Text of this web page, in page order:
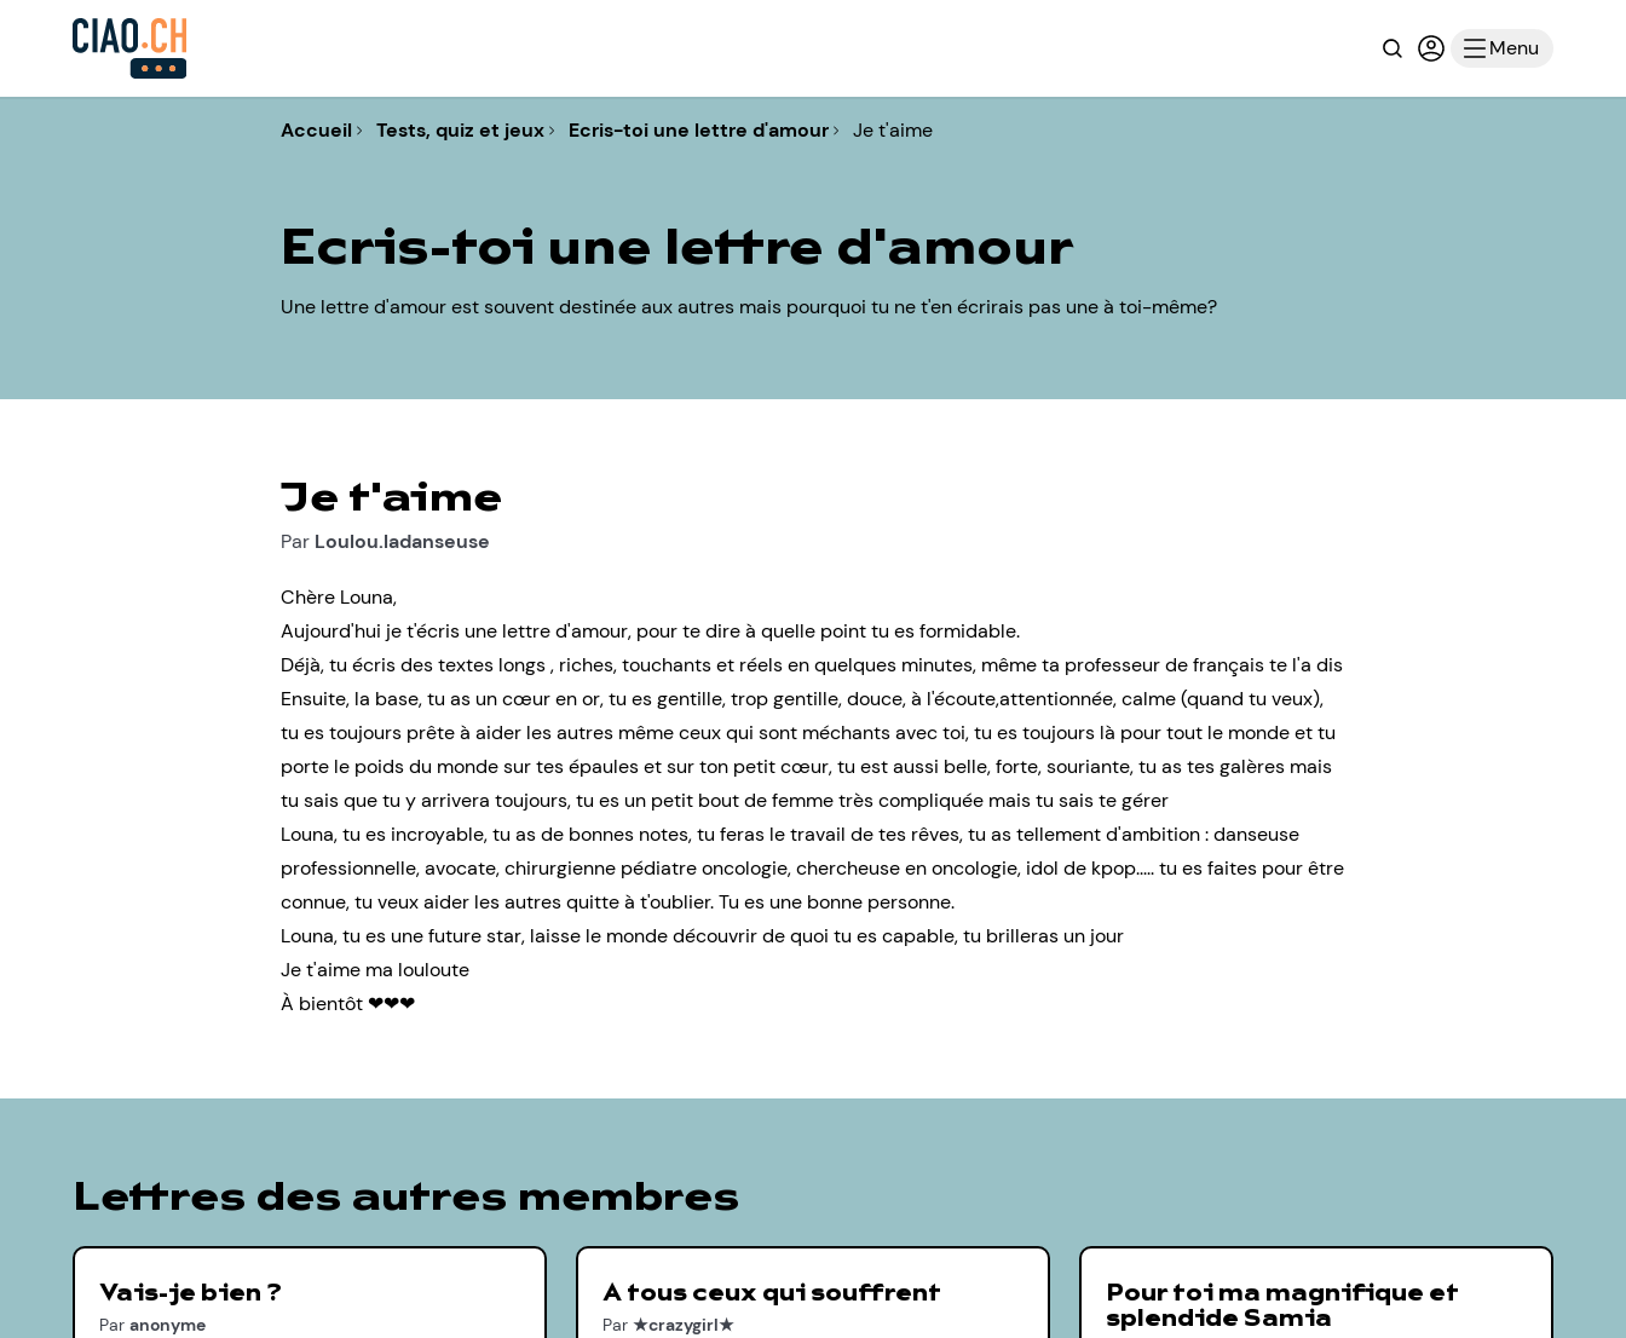
RechercheConnexion ou
Menu
Accueil Tests, quiz et jeux Ecris-toi une lettre d'amour Je t'aime
Ecris-toi une lettre d'amour
Une lettre d'amour est souvent destinée aux autres mais pourquoi tu ne t'en écrirais pas une à toi-même?
Je t'aime
Par Loulou.ladanseuse
Chère Louna,
Aujourd'hui je t'écris une lettre d'amour, pour te dire à quelle point tu es formidable.
Déjà, tu écris des textes longs , riches, touchants et réels en quelques minutes, même ta professeur de français te l'a dis
Ensuite, la base, tu as un cœur en or, tu es gentille, trop gentille, douce, à l'écoute,attentionnée, calme (quand tu veux),
tu es toujours prête à aider les autres même ceux qui sont méchants avec toi, tu es toujours là pour tout le monde et tu
porte le poids du monde sur tes épaules et sur ton petit cœur, tu est aussi belle, forte, souriante, tu as tes galères mais
tu sais que tu y arrivera toujours, tu es un petit bout de femme très compliquée mais tu sais te gérer
Louna, tu es incroyable, tu as de bonnes notes, tu feras le travail de tes rêves, tu as tellement d'ambition : danseuse
professionnelle, avocate, chirurgienne pédiatre oncologie, chercheuse en oncologie, idol de kpop..... tu es faites pour être
connue, tu veux aider les autres quitte à t'oublier. Tu es une bonne personne.
Louna, tu es une future star, laisse le monde découvrir de quoi tu es capable, tu brilleras un jour
Je t'aime ma louloute
À bientôt ❤❤❤
Lettres des autres membres
Vais-je bien ?
Par anonyme
A tous ceux qui souffrent
Par ★crazygirl★
Pour toi ma magnifique et
splendide Samia